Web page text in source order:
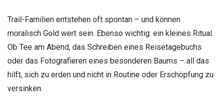
Trail-Familien entstehen oft spontan – und können
moralisch Gold wert sein. Ebenso wichtig: ein kleines Ritual.
Ob Tee am Abend, das Schreiben eines Reisetagebuchs
oder das Fotografieren eines besonderen Baums – all das
hilft, sich zu erden und nicht in Routine oder Erschöpfung zu
versinken.